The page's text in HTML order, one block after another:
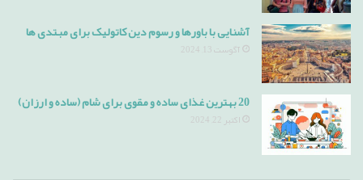
آشنایی با باورها و رسوم دین کاتولیک برای مبتدی ها
آگوست 13, 2024
20 بهترین غذای ساده و مقوی برای شام (ساده و ارزان)
اکتبر 22, 2024